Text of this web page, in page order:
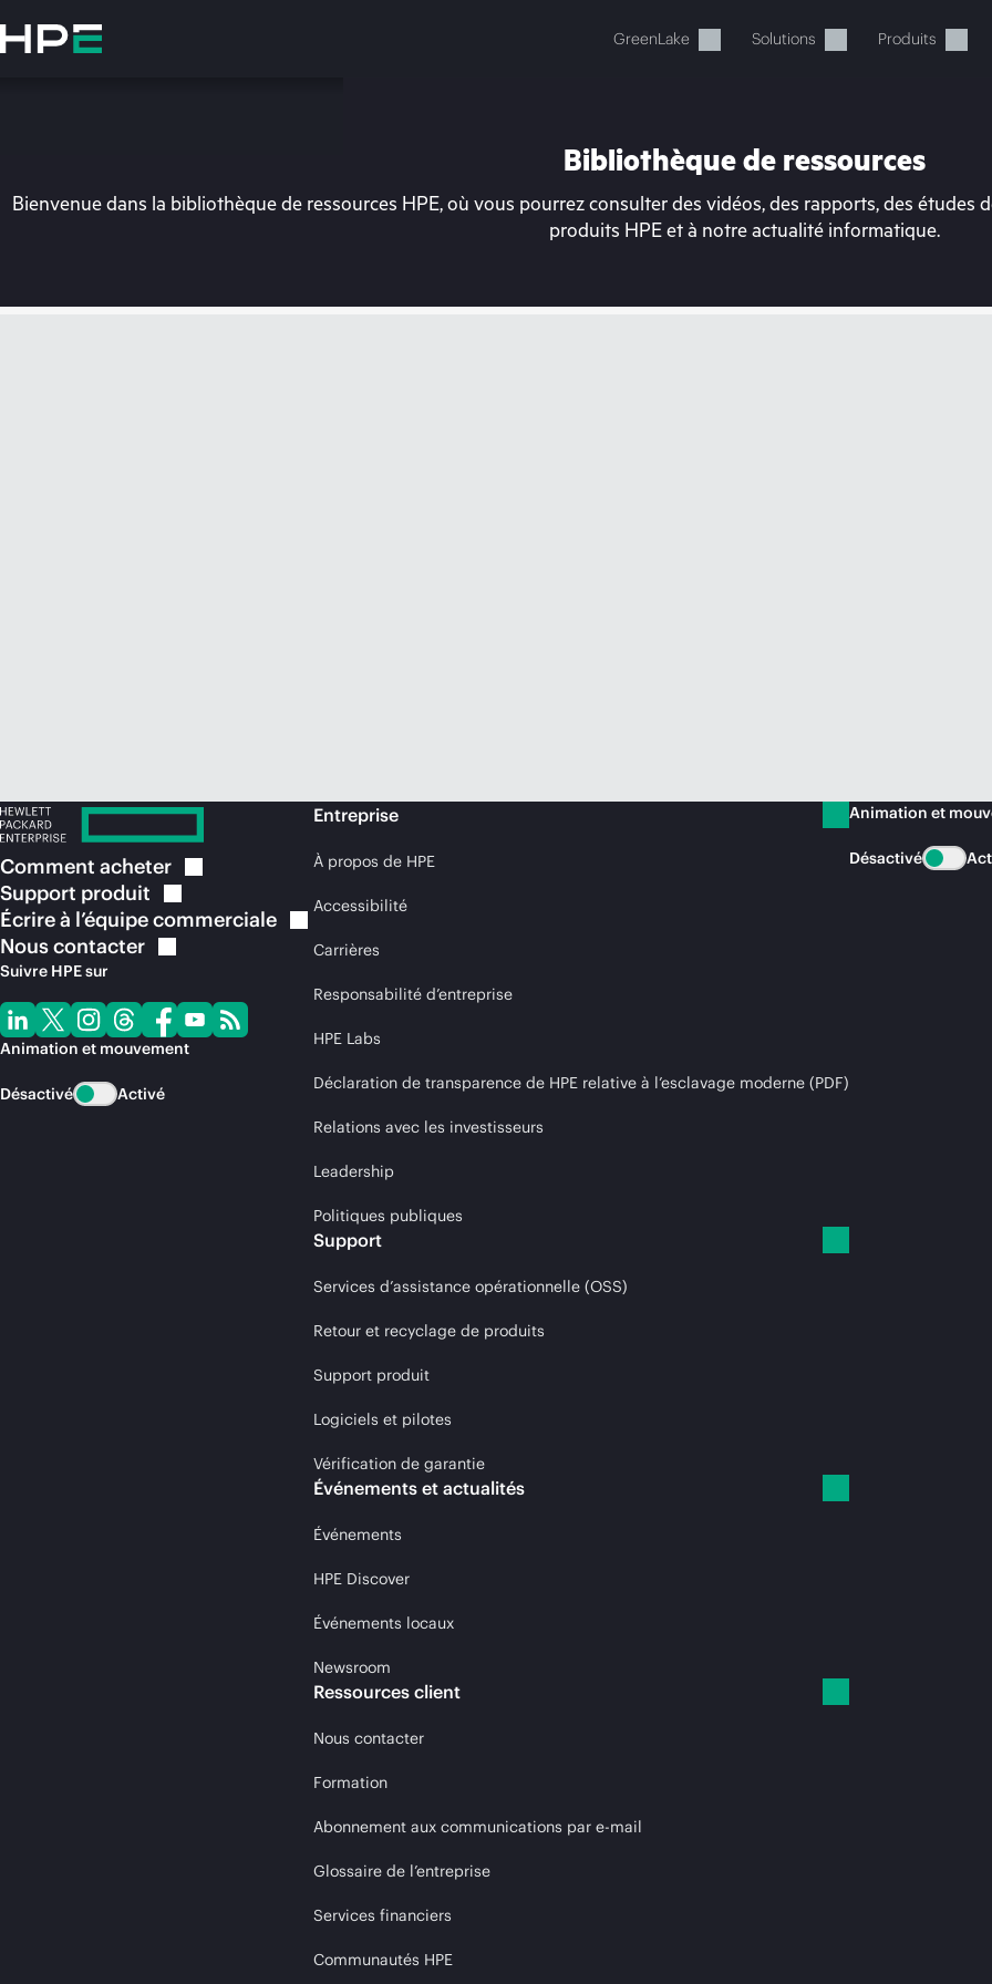
au
contenu
GreenLake Solutions Produits
Votre panier est actuellement
Bibliothèque de ressources
Bienvenue dans la bibliothèque de ressources HPE, où vous pourrez consulter des vidéos, des rapports, des études
produits HPE et à notre actualité informatique.
Comment acheter
Support produit
Écrire à l’équipecommerciale
Nouscontacter
Suivre HPE sur
Animation et mouvement
Désactivé Activé
Entreprise
À propos de HPE
Accessibilité
Carrières
Responsabilité d’entreprise
HPE Labs
Déclaration de transparence de HPE relative à l’esclavage moderne (PDF)
Relations avec les investisseurs
Leadership
Politiques publiques
Support
Services d’assistance opérationnelle (OSS)
Retour et recyclage de produits
Support produit
Logiciels et pilotes
Vérification de garantie
Événements et actualités
Événements
HPE Discover
Événements locaux
Newsroom
Ressources client
Nous contacter
Formation
Abonnement aux communications par e-mail
Glossaire de l’entreprise
Services financiers
Communautés HPE
Animation et
Désactivé